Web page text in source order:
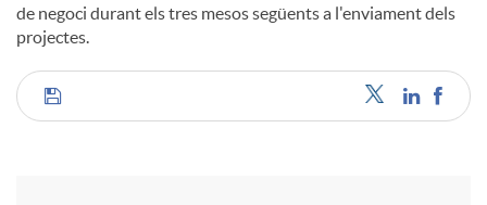
de negoci durant els tres mesos següents a l'enviament dels
projectes.
C